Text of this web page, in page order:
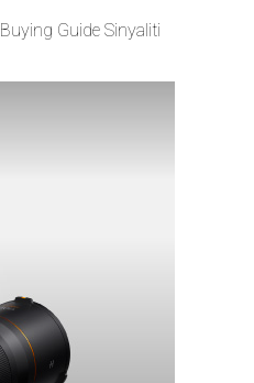
Buying Guide Sinyaliti